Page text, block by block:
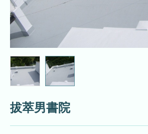
拔萃男書院